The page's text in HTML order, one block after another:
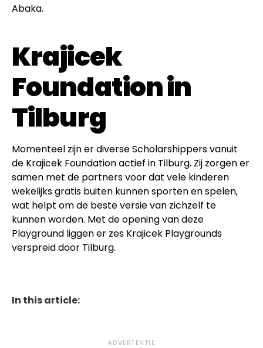
Abaka.
Krajicek
Foundation in
Tilburg
Momenteel zijn er diverse Scholarshippers vanuit
de Krajicek Foundation actief in Tilburg. Zij zorgen er
samen met de partners voor dat vele kinderen
wekelijks gratis buiten kunnen sporten en spelen,
wat helpt om de beste versie van zichzelf te
kunnen worden. Met de opening van deze
Playground liggen er zes Krajicek Playgrounds
verspreid door Tilburg.
In this article:
ADVERTENTIE